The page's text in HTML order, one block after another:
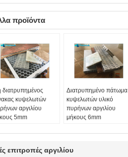
προϊόντα
διατρυπημένος
κυψελωτών
αργιλίου
5mm
ή στυπτηρία
Διατρυπημένο πάτωμα
κυψελωτών υλικό
πυρήνων αργιλίου
μήκους 6mm
σύνθετο
Φύλλο αλουμινίου
επιτροπές αργιλίου